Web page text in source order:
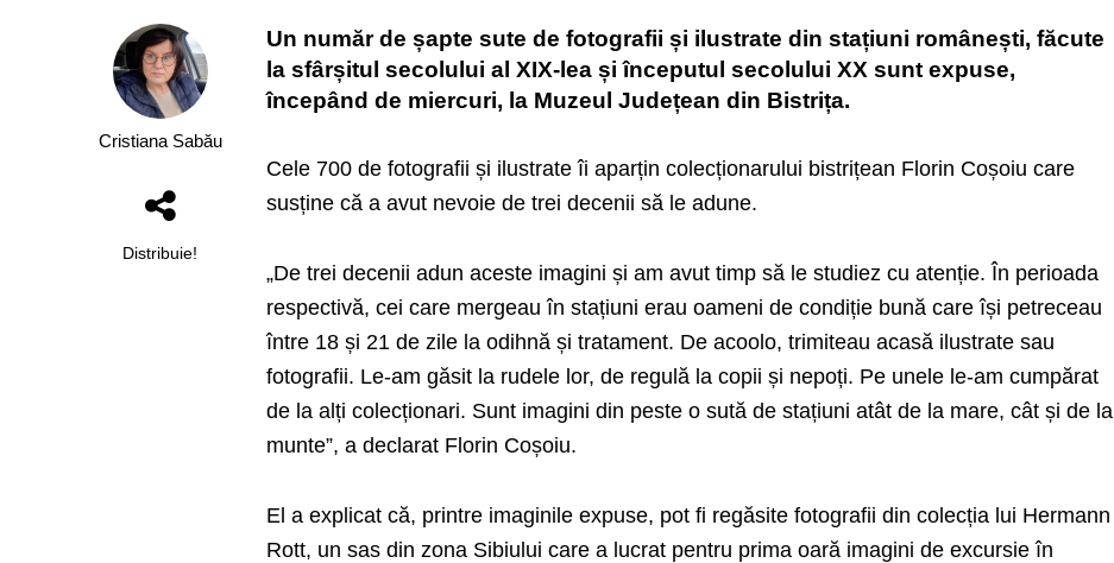
Cristiana Sabău
Distribuie!
Un număr de șapte sute de fotografii și ilustrate din stațiuni românești, făcute
la sfârșitul secolului al XIX-lea și începutul secolului XX sunt expuse,
începând de miercuri, la Muzeul Județean din Bistrița.
Cele 700 de fotografii și ilustrate îi aparțin colecționarului bistrițean Florin Coșoiu care
susține că a avut nevoie de trei decenii să le adune.
„De trei decenii adun aceste imagini și am avut timp să le studiez cu atenție. În perioada
respectivă, cei care mergeau în stațiuni erau oameni de condiție bună care își petreceau
între 18 și 21 de zile la odihnă și tratament. De acoolo, trimiteau acasă ilustrate sau
fotografii. Le-am găsit la rudele lor, de regulă la copii și nepoți. Pe unele le-am cumpărat
de la alți colecționari. Sunt imagini din peste o sută de stațiuni atât de la mare, cât și de la
munte”, a declarat Florin Coșoiu.
El a explicat că, printre imaginile expuse, pot fi regăsite fotografii din colecția lui Hermann
Rott, un sas din zona Sibiului care a lucrat pentru prima oară imagini de excursie în